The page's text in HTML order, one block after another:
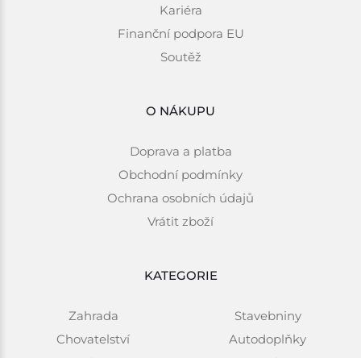
Kariéra
Finanční podpora EU
Soutěž
O NÁKUPU
Doprava a platba
Obchodní podmínky
Ochrana osobních údajů
Vrátit zboží
KATEGORIE
Zahrada
Chovatelství
Stavebniny
Autodoplňky